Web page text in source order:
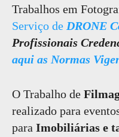
Trabalhos em
Serviço de DRONE
Profissionais
aqui as Normas
O Trabalho de
realizado para
para Imobiliárias e